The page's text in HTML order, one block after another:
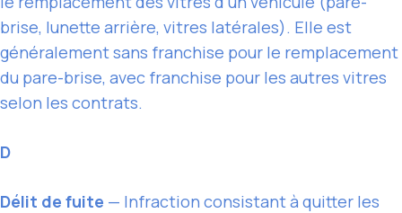
brise, lunette arrière, vitres latérales). Elle est
généralement sans franchise pour le remplacement
du pare-brise, avec franchise pour les autres vitres
selon les contrats.
D
Délit de fuite — Infraction consistant à quitter les